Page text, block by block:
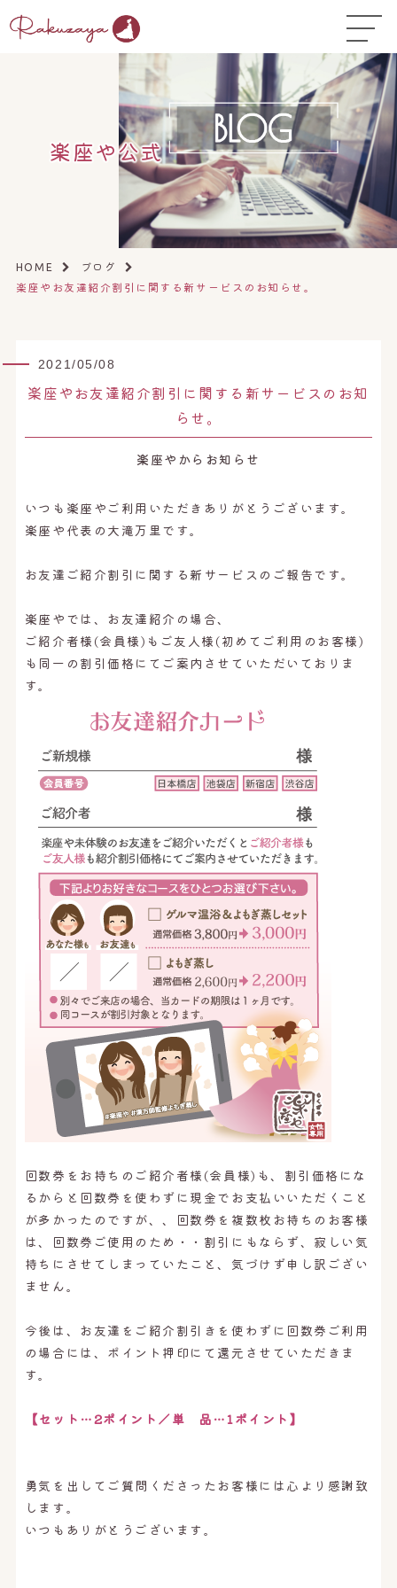
TOP
はじめての方へ
お悩み温活ガイド ▼
店舗一覧▼
オンラインストア▼
開業サポート▼
楽座や公式
HOME
ブログ
楽座やお友達紹介割引に関する新サービスのお知らせ。
2021/05/08
楽座やお友達紹介割引に関する新サービスのお知
らせ。
楽座やからお知らせ
いつも楽座やご利用いただきありがとうございます。
楽座や代表の大滝万里です。
お友達ご紹介割引に関する新サービスのご報告です。
楽座やでは、お友達紹介の場合、
ご紹介者様(会員様)もご友人様(初めてご利用のお客様)
も同一の割引価格にてご案内させていただいておりま
す。
回数券をお持ちのご紹介者様(会員様)も、割引価格にな
るからと回数券を使わずに現金でお支払いいただくこと
が多かったのですが、、回数券を複数枚お持ちのお客様
は、回数券ご使用のため・・割引にもならず、寂しい気
持ちにさせてしまっていたこと、気づけず申し訳ござい
ません。
今後は、お友達をご紹介割引きを使わずに回数券ご利用
の場合には、ポイント押印にて還元させていただきま
す。
【セット…2ポイント／単 品…1ポイント】
勇気を出してご質問くださったお客様には心より感謝致
します。
いつもありがとうございます。